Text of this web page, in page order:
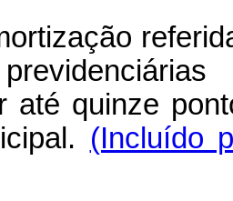
até quinze
(Incluído